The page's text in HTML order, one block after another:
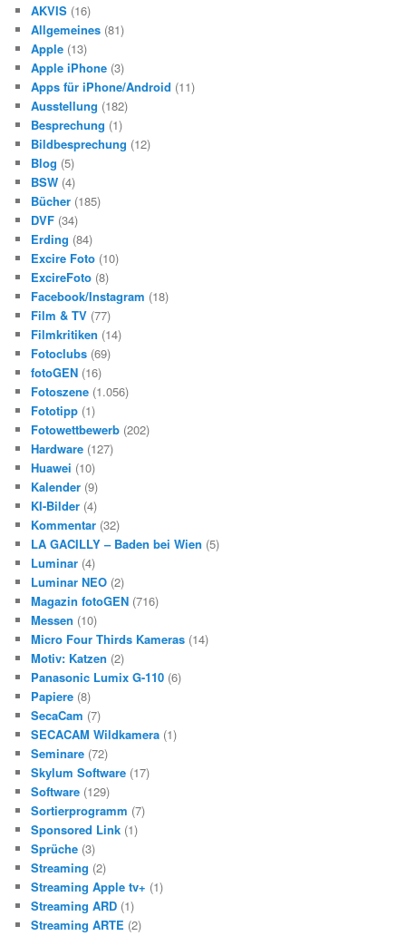
n
AKVIS (16)
Allgemeines (81)
Apple (13)
Apple iPhone (3)
Apps für iPhone/Android (11)
Ausstellung (182)
Besprechung (1)
Bildbesprechung (12)
Blog (5)
BSW (4)
Bücher (185)
DVF (34)
Erding (84)
Excire Foto (10)
ExcireFoto (8)
Facebook/Instagram (18)
Film & TV (77)
Filmkritiken (14)
Fotoclubs (69)
fotoGEN (16)
Fotoszene (1.056)
Fototipp (1)
Fotowettbewerb (202)
Hardware (127)
Huawei (10)
Kalender (9)
KI-Bilder (4)
Kommentar (32)
LA GACILLY – Baden bei Wien (5)
Luminar (4)
Luminar NEO (2)
Magazin fotoGEN (716)
Messen (10)
Micro Four Thirds Kameras (14)
Motiv: Katzen (2)
Panasonic Lumix G-110 (6)
Papiere (8)
SecaCam (7)
SECACAM Wildkamera (1)
Seminare (72)
Skylum Software (17)
Software (129)
Sortierprogramm (7)
Sponsored Link (1)
Sprüche (3)
Streaming (2)
Streaming Apple tv+ (1)
Streaming ARD (1)
Streaming ARTE (2)